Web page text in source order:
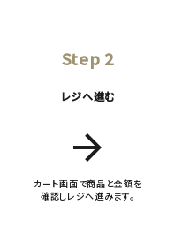
Step 2
レジへ進む
arrow_forward
カート画面で商品と金額を
確認しレジへ進みます。